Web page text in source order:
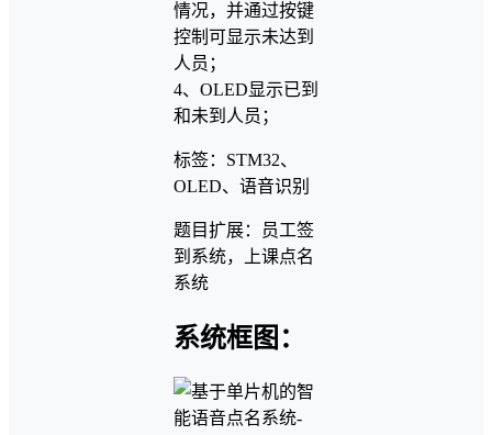
情况，并通过按键
控制可显示未达到
人员；
4、OLED显示已到
和未到人员；
标签：STM32、
OLED、语音识别
题目扩展：员工签
到系统，上课点名
系统
系统框图：